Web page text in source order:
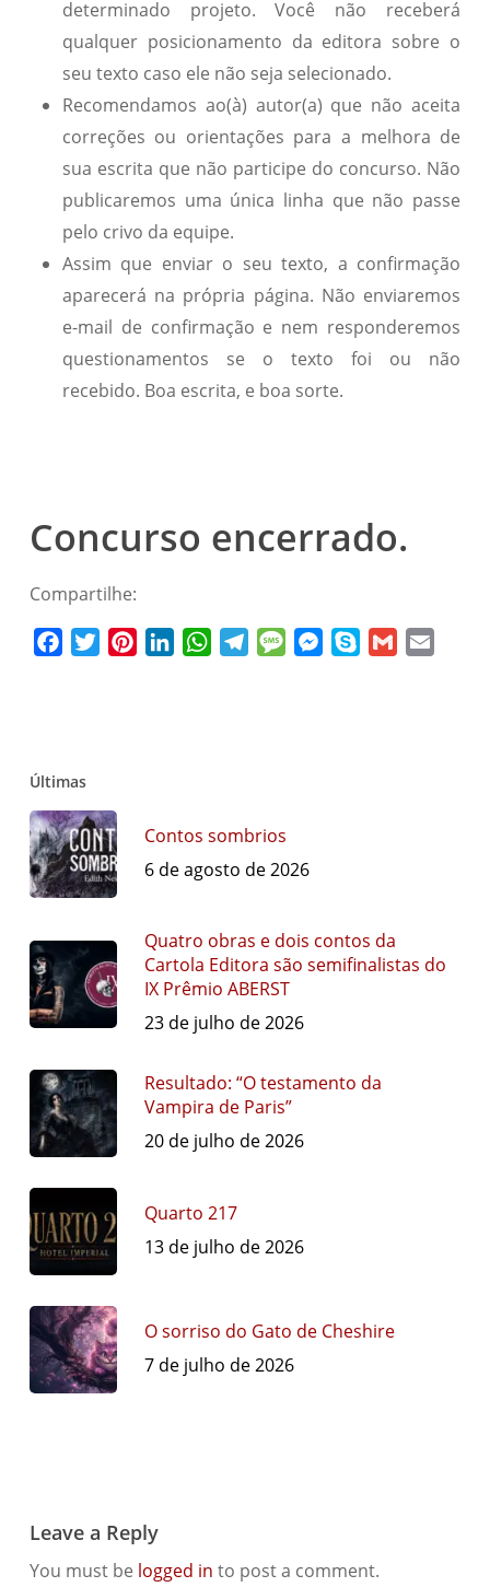
determinado projeto. Você não receberá
qualquer posicionamento da editora sobre o
seu texto caso ele não seja selecionado.
Recomendamos ao(à) autor(a) que não aceita
correções ou orientações para a melhora de
sua escrita que não participe do concurso. Não
publicaremos uma única linha que não passe
pelo crivo da equipe.
Assim que enviar o seu texto, a confirmação
aparecerá na própria página. Não enviaremos
e-mail de confirmação e nem responderemos
questionamentos se o texto foi ou não
recebido. Boa escrita, e boa sorte.
Concurso encerrado.
Compartilhe:
FacebookTwitterPinterestLinkedInWhatsAppTelegramMessageMessenger
Skype Gmail
Últimas
Contos sombrios
6 de agosto de 2026
Quatro obras e dois contos da
Cartola Editora são semifinalistas do
IX Prêmio ABERST
23 de julho de 2026
Resultado: “O testamento da
Vampira de Paris”
20 de julho de 2026
Quarto 217
13 de julho de 2026
O sorriso do Gato de Cheshire
7 de julho de 2026
Leave a Reply
You must be logged in to post a comment.